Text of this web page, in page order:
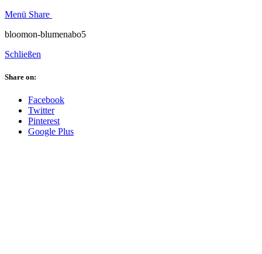
Menü Share
bloomon-blumenabo5
Schließen
Share on:
Facebook
Twitter
Pinterest
Google Plus